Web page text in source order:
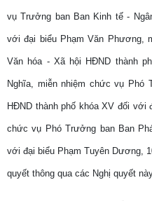
vụ Trưởng ban Ban Kinh tế -
với đại biểu Phạm Văn Phương,
Văn hóa - Xã hội HĐND thành
Nghĩa, miễn nhiệm chức vụ Phó
HĐND thành phố khóa XV đối với
chức vụ Phó Trưởng ban Ban
với đại biểu Phạm Tuyên Dương,
quyết thông qua các Nghị quyết